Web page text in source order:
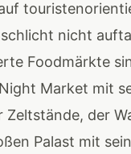
nicht
Foodmärkte
Market mit
Zeltstände, der
Palast mit